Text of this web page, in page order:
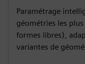
Paramétrage
géométries les
formes libres),
variantes de